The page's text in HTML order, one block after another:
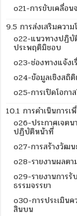
o21-การขับเคลื่อน
9.5 การส่งเสริมความ
o22-แนวทางปฏิบั
ประพฤติมิชอบ
o23-ช่องทางแจ้ง
o24-ข้อมูลเชิงสถิ
o25-การเปิดโอกา
10.1 การดำเนินการ
o26-ประกาศเจต
ปฏิบัติหน้าที่
o27-การสร้างวั
o28-รายงานผลต
o29-รายงานการ
ธรรมจรรยา
o30-การประเมินค
สินบน